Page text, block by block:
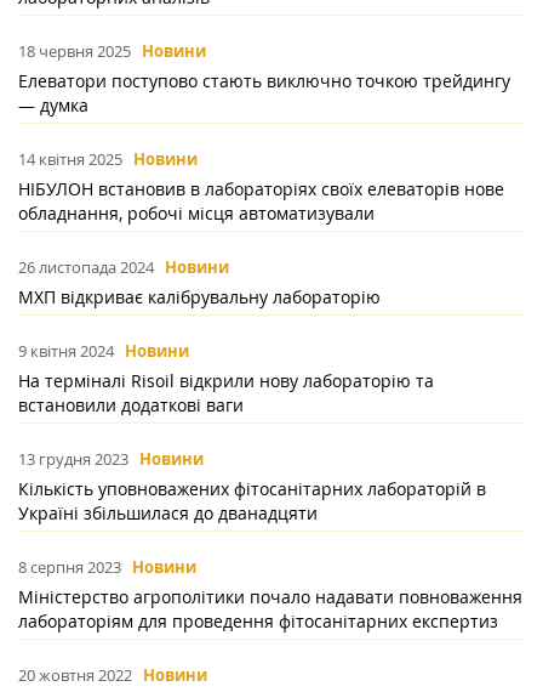
18 червня 2025 Новини
Елеватори поступово стають виключно точкою трейдингу
— думка
14 квітня 2025 Новини
НІБУЛОН встановив в лабораторіях своїх елеваторів нове
обладнання, робочі місця автоматизували
26 листопада 2024 Новини
МХП відкриває калібрувальну лабораторію
9 квітня 2024 Новини
На терміналі Risoil відкрили нову лабораторію та
встановили додаткові ваги
13 грудня 2023 Новини
Кількість уповноважених фітосанітарних лабораторій в
Україні збільшилася до дванадцяти
8 серпня 2023 Новини
Міністерство агрополітики почало надавати повноваження
лабораторіям для проведення фітосанітарних експертиз
20 жовтня 2022 Новини